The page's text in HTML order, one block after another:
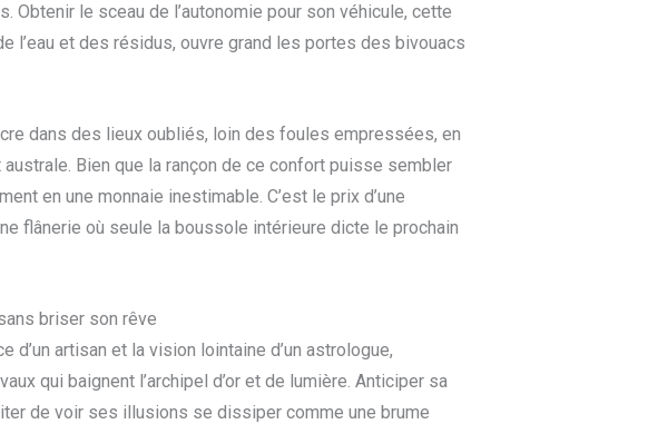
Obtenir le sceau de l’autonomie pour son véhicule, cette
l’eau et des résidus, ouvre grand les portes des bivouacs
dans des lieux oubliés, loin des foules empressées, en
Bien que la rançon de ce confort puisse sembler
en une monnaie inestimable. C’est le prix d’une
flânerie où seule la boussole intérieure dicte le prochain
briser son rêve
d’un artisan et la vision lointaine d’un astrologue,
qui baignent l’archipel d’or et de lumière. Anticiper sa
de voir ses illusions se dissiper comme une brume